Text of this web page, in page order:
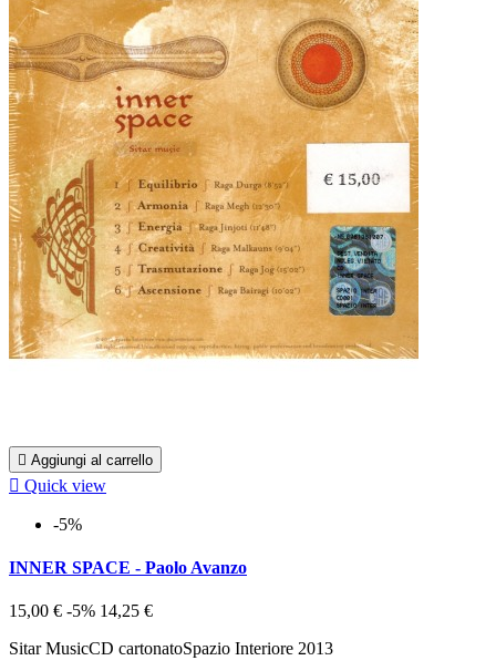
 Aggiungi al carrello
 Quick view
-5%
INNER SPACE - Paolo Avanzo
15,00 € -5% 14,25 €
Sitar MusicCD cartonatoSpazio Interiore 2013